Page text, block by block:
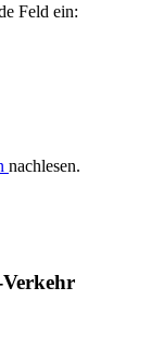
Feld ein:
nachlesen.